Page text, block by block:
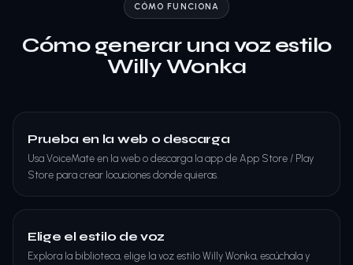
CÓMO FUNCIONA
Cómo generar una voz estilo
Willy Wonka
Prueba en la web o descarga
Usa VoiceMate en la web o descarga la app de App Store / Play
Store para crear locuciones donde quieras.
Elige el estilo de voz
Explora la biblioteca, elige la voz estilo Willy Wonka, escúchala y